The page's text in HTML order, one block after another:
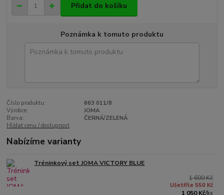
Přidat do košíku
Poznámka k tomuto produktu
Číslo produktu:
663 011/8
Výrobce:
JOMA
Barva:
ČERNÁ/ZELENÁ
Hlídat cenu / dostupnost
Nabízíme varianty
Tréninkový set JOMA VICTORY BLUE
1 600 Kč
Ušetříte 550 Kč
1 050 Kč/ks